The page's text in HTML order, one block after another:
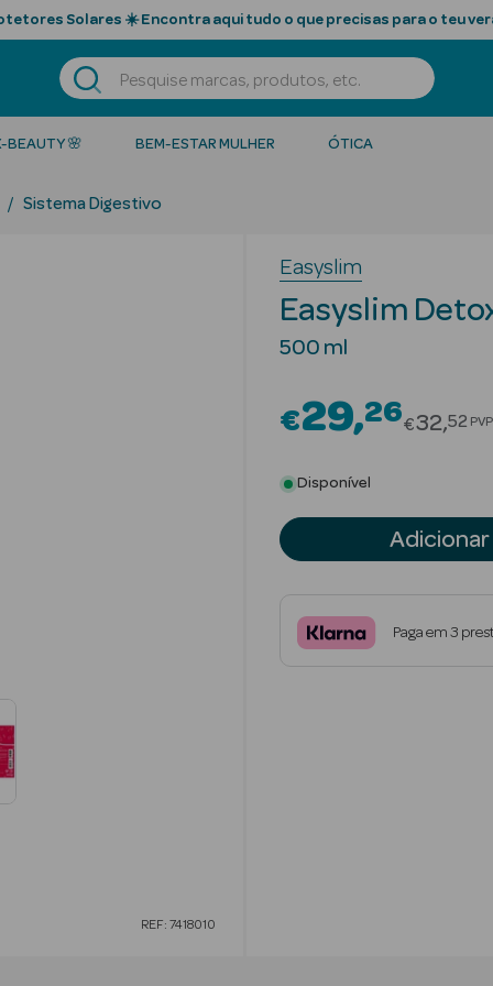
Solares ☀️ Encontra aqui tudo o que precisas para o teu
BEAUTY 🌸 BEM-ESTAR MULHER ÓTICA
Sistema Digestivo
REF: 7418010
Easyslim
Easyslim
500 ml
€29 26Price
€32 52
Disponível
Adicionar
Paga em 3